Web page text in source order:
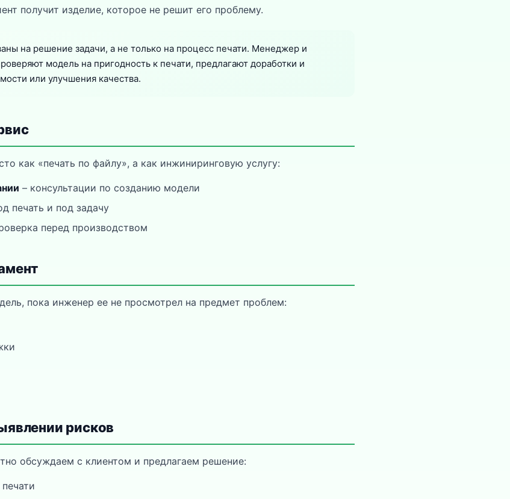
получит изделие, которое не решит его проблему.
на решение задачи, а не только на процесс печати. Менеджер и
модель на пригодность к печати, предлагают доработки и
или улучшения качества.
как «печать по файлу», а как инжиниринговую услугу:
– консультации по созданию модели
печать и под задачу
перед производством
пока инженер ее не просмотрел на предмет проблем:
рисков
обсуждаем с клиентом и предлагаем решение: